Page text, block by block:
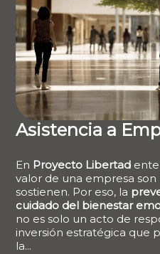
Asistencia a
En Proyecto Libertad
valor de una empresa son
sostienen. Por eso, la
cuidado del bienestar
no es solo un acto de
inversión estratégica que
la...